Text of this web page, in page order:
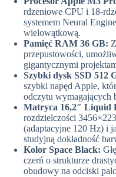
rdzeniowe CPU i 18-
systemem Neural
wielowątkową.
Pamięć RAM 36 GB:
przepustowości,
gigantycznymi
Szybki dysk SSD 512
szybki napęd Apple,
odczytu wymagających
Matryca 16,2″ Liquid
rozdzielczości
(adaptacyjne 120 Hz) i
studyjną dokładność
Kolor Space Black:
czerń o strukturze
obudowy na odciski